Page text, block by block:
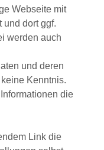
Webseite mit
und dort ggf.
werden auch
und deren
Kenntnis.
die
Link die